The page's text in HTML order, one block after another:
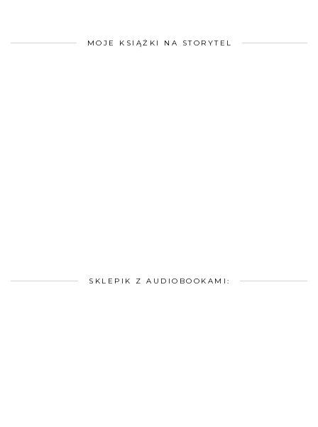
MOJE KSIĄŻKI NA STORYTEL
SKLEPIK Z AUDIOBOOKAMI: